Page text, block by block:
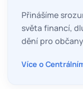
Přinášíme
světa financí,
dění pro
Více o